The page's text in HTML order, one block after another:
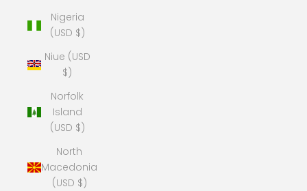
Nigeria
(USD $)
Niue (USD
$)
Norfolk
Island
(USD $)
North
Macedonia
(USD $)